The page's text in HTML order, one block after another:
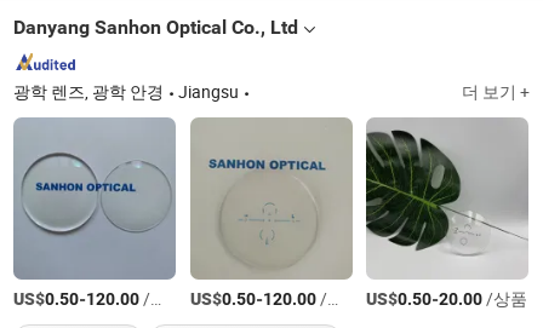
Danyang Sanhon Optical Co., Ltd
광학 렌즈, 광학 안경 Jiangsu 더 보기 +
US$0.50-120.00/상품 US$0.50-120.00/상품 US$0.50-20.00/상품